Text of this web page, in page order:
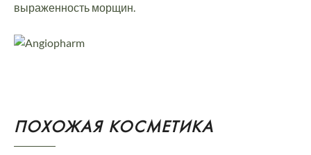
выраженность морщин.
ПОХОЖАЯ КОСМЕТИКА